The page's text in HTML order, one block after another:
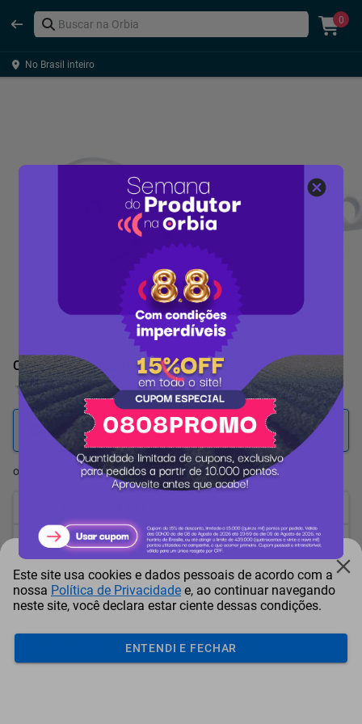
0
No Brasil inteiro
Cortador de Pizza Tramontina Utilita Inox Branco
0 Avaliação
1.459 pontos
ou resgate porpontos + dinheiro
1.241 pontos + R$ 10,03
1.168 pontos + R$ 13,39
Este site usa cookies e dados pessoais de acordo com a
nossa Política de Privacidade e, ao continuar navegando
neste site, você declara estar ciente dessas condições.
ENTENDI E FECHAR